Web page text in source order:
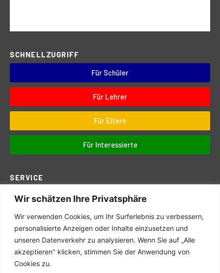
Wir schätzen Ihre Privatsphäre
Wir verwenden Cookies, um Ihr Surferlebnis zu verbessern,
personalisierte Anzeigen oder Inhalte einzusetzen und
unseren Datenverkehr zu analysieren. Wenn Sie auf „Alle
akzeptieren" klicken, stimmen Sie der Anwendung von
Cookies zu.
SCHNELLZUGRIFF
Für Schüler
Für Lehrer
Für Eltern
Für Interessierte
SERVICE
Downloads
Digitales
Prüfungen
Schul- und Hausordnung
Terminkalender
Schulwegeplan